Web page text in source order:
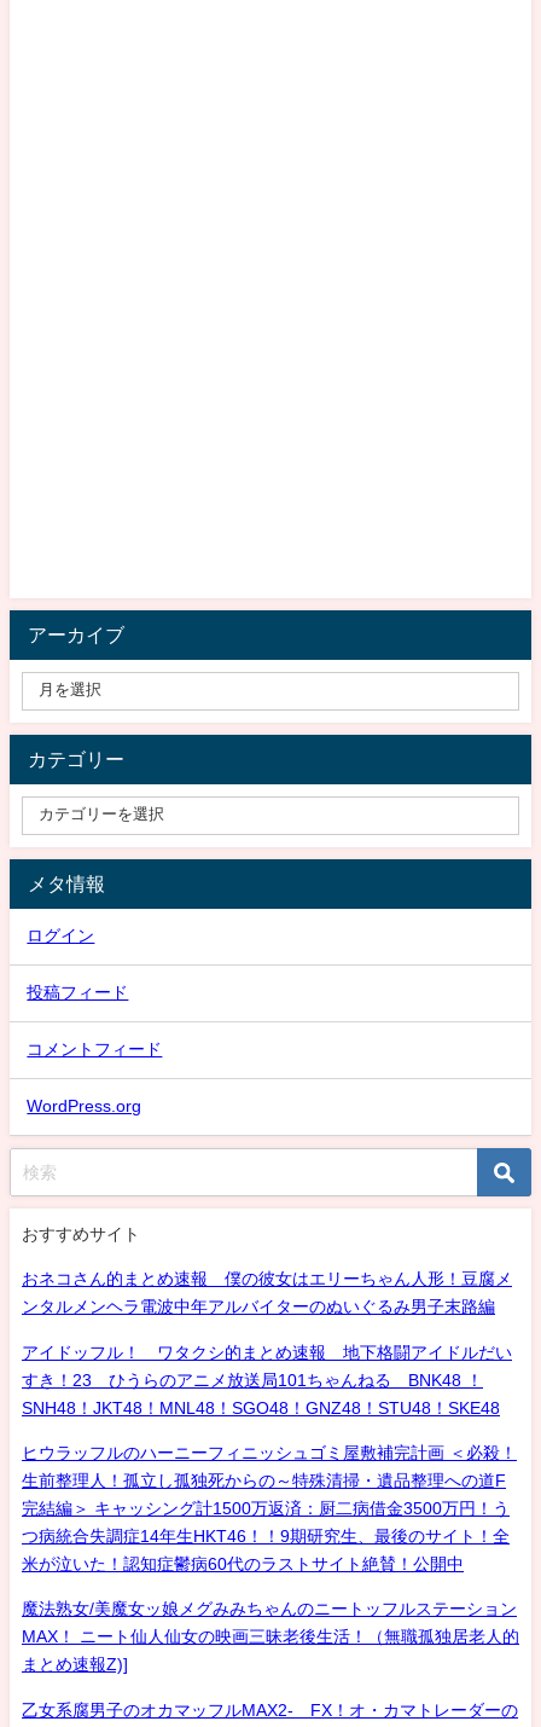
アーカイブ
カテゴリー
メタ情報
ログイン
投稿フィード
コメントフィード
WordPress.org
おすすめサイト
おネコさん的まとめ速報 僕の彼女はエリーちゃん人形！豆腐メ
ンタルメンヘラ電波中年アルバイターのぬいぐるみ男子末路編
アイドッフル！ ワタクシ的まとめ速報 地下格闘アイドルだい
すき！23 ひうらのアニメ放送局101ちゃんねる BNK48 ！
SNH48！JKT48！MNL48！SGO48！GNZ48！STU48！SKE48
ヒウラッフルのハーニーフィニッシュゴミ屋敷補完計画 ＜必殺！
生前整理人！孤立し孤独死からの～特殊清掃・遺品整理への道F
完結編＞ キャッシング計1500万返済：厨二病借金3500万円！う
つ病統合失調症14年生HKT46！！9期研究生、最後のサイト！全
米が泣いた！認知症鬱病60代のラストサイト絶賛！公開中
魔法熟女/美魔女ッ娘メグみみちゃんのニートッフルステーション
MAX！ ニート仙人仙女の映画三昧老後生活！（無職孤独居老人的
まとめ速報Z)]
乙女系腐男子のオカマッフルMAX2- FX！オ・カマトレーダーの